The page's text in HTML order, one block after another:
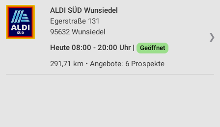
❯
ALDI SÜD Wunsiedel
Egerstraße 131
95632 Wunsiedel
Heute 08:00 - 20:00 Uhr |
Geöffnet
291,71 km • Angebote: 6 Prospekte